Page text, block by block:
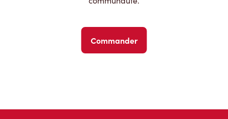
Commander